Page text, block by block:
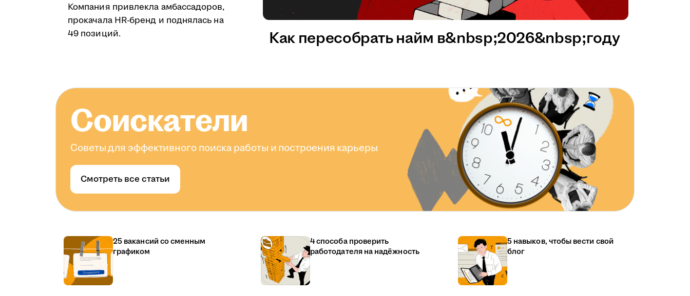
Компания привлекла амбассадоров,
прокачала HR-бренд и поднялась на
49 позиций.
Как пересобрать найм в&nbsp;2026&nbsp;году
Соискатели
Советы для эффективного поиска работы и построения карьеры
Смотреть все статьи
25 вакансий со сменным
графиком
4 способа проверить
работодателя на надёжность
5 навыков, чтобы вести свой
блог